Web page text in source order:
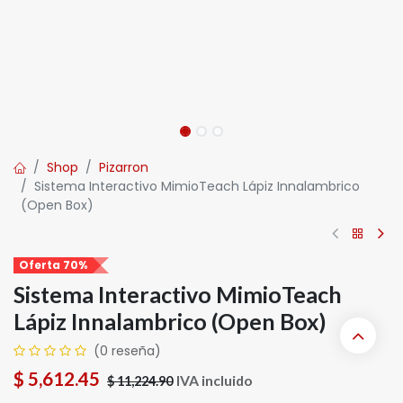
Shop
Pizarron
Sistema Interactivo MimioTeach Lápiz Innalambrico
(Open Box)
Oferta 70%
Sistema Interactivo MimioTeach
Lápiz Innalambrico (Open Box)
(0 reseña)
$ 5,612.45 $11,224.90 IVA incluido